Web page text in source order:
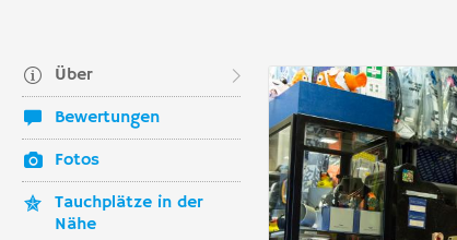
Über
Bewertungen
Fotos
Tauchplätze in der
Nähe